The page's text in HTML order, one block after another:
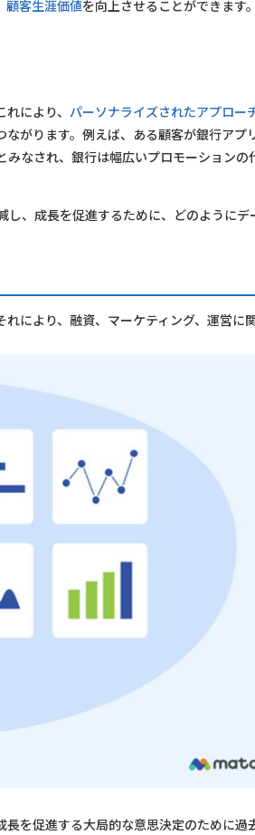
顧客生涯価値を向上させることができます
により、 パーソナライズされたアプロー
がります。例えば、ある顧客が銀行アプ
なされ、銀行は幅広いプロモーションの
、成長を促進するために、どのようにデ
により、融資、マーケティング、運営に
を促進する大局的な意思決定のために過